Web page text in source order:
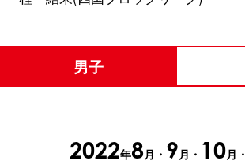
男子
2022年8月・ 9 月・ 10月・